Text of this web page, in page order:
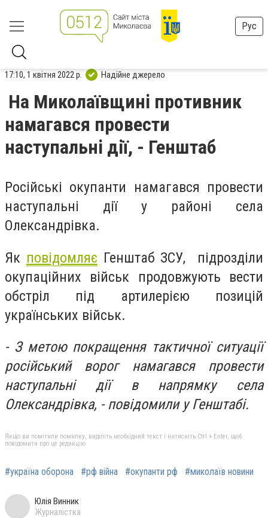
Рус
17:10, 1 квітня 2022 р. Надійне джерело
На Миколаївщині противник
намагався провести
наступальні дії, - Генштаб
Російські окупанти намагався провести
наступальні дії у районі села
Олександрівка.
Як повідомляє Генштаб ЗСУ, підрозділи
окупаційних військ продовжують вести
обстріл під артилерією позицій
українських військ.
- З метою покращення тактичної ситуації
російський ворог намагався провести
наступальні дії в напрямку села
Олександрівка, - повідомили у Генштабі.
Якщо ви помітили помилку, виділіть необхідний текст і натисніть Ctrl + Enter, щоб
повідомити про це редакцію
#україна оборона #рф війна #окупанти рф #миколаїв новини
Юлія Винник
Журналістка